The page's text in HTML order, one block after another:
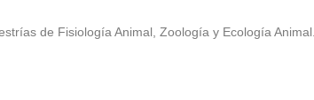
de Fisiología Animal, Zoología y Ecología Animal.